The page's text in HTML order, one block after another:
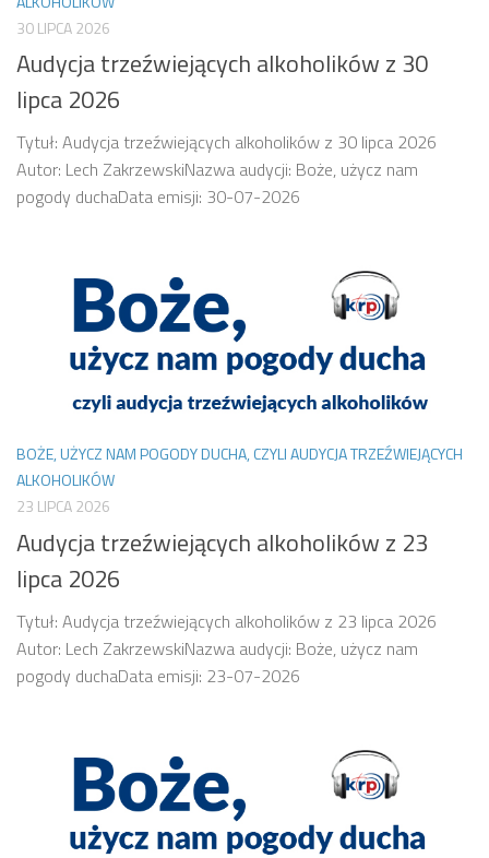
30 LIPCA 2026
Audycja trzeźwiejących alkoholików z 30
lipca 2026
Tytuł: Audycja trzeźwiejących alkoholików z 30 lipca 2026
Autor: Lech ZakrzewskiNazwa audycji: Boże, użycz nam
pogody duchaData emisji: 30-07-2026
BOŻE, UŻYCZ NAM POGODY DUCHA, CZYLI AUDYCJA TRZEŹWIEJĄCYCH
ALKOHOLIKÓW
23 LIPCA 2026
Audycja trzeźwiejących alkoholików z 23
lipca 2026
Tytuł: Audycja trzeźwiejących alkoholików z 23 lipca 2026
Autor: Lech ZakrzewskiNazwa audycji: Boże, użycz nam
pogody duchaData emisji: 23-07-2026